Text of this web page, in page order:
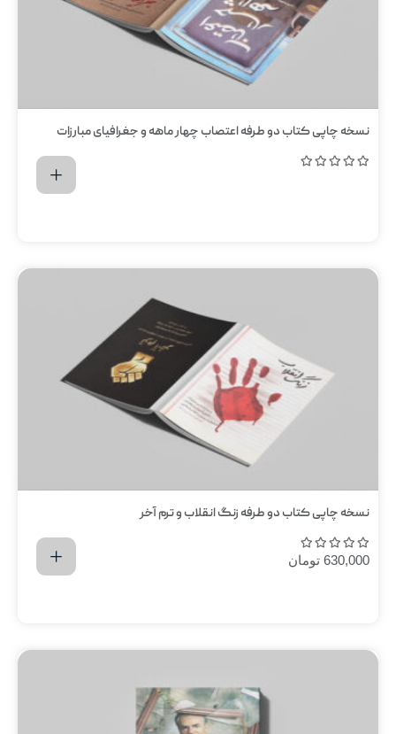
نسخه چاپی کتاب دو طرفه اعتصاب چهار ماهه و جغرافیای مبارزات
نسخه چاپی کتاب دو طرفه زنگ انقلاب و ترم آخر
630,000 تومان